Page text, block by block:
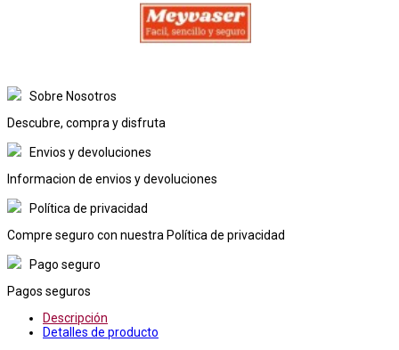
Sobre Nosotros
Descubre, compra y disfruta
Envios y devoluciones
Informacion de envios y devoluciones
Política de privacidad
Compre seguro con nuestra Política de privacidad
Pago seguro
Pagos seguros
Descripción
Detalles de producto